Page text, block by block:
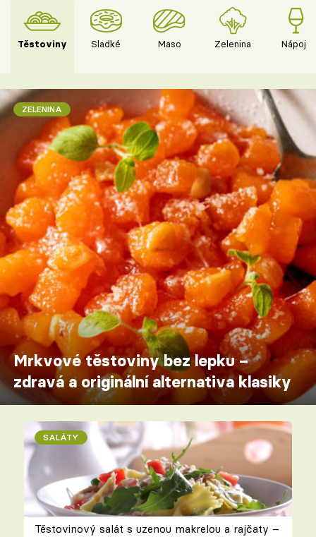
Těstoviny Sladké Maso Zelenina Nápoje
ZELENINA
Mrkvové těstoviny bez lepku –
zdravá a originální alternativa klasiky
SALÁTY
Těstovinový salát s uzenou makrelou a rajčaty –